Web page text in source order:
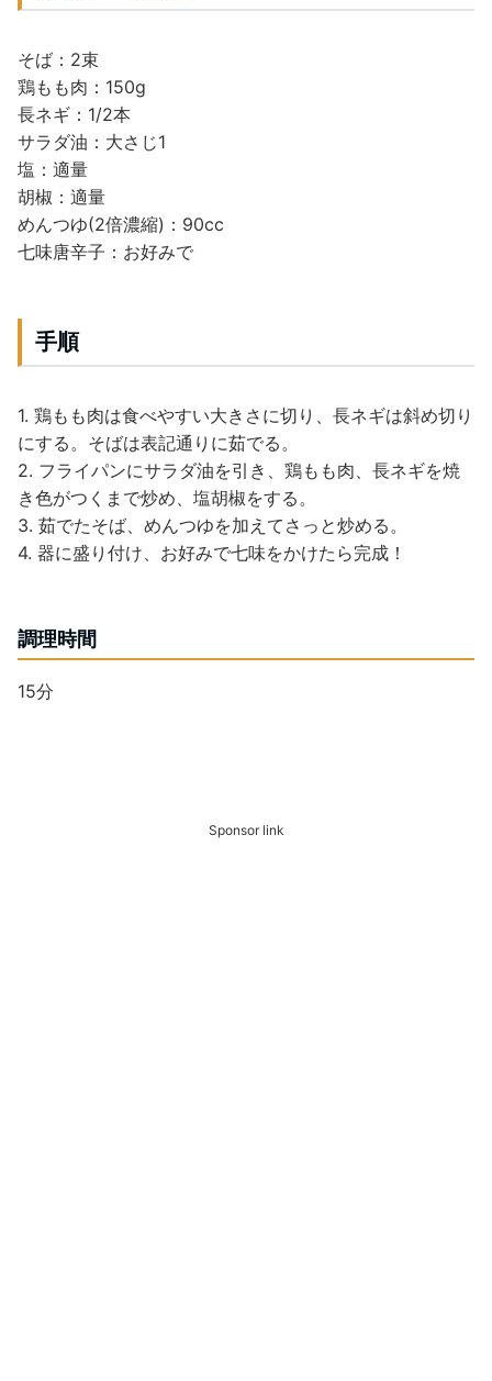
そば：2束
鶏もも肉：150g
長ネギ：1/2本
サラダ油：大さじ1
塩：適量
胡椒：適量
めんつゆ(2倍濃縮)：90cc
七味唐辛子：お好みで
手順
1. 鶏もも肉は食べやすい大きさに切り、長ネギは斜め切り
にする。そばは表記通りに茹でる。
2. フライパンにサラダ油を引き、鶏もも肉、長ネギを焼
き色がつくまで炒め、塩胡椒をする。
3. 茹でたそば、めんつゆを加えてさっと炒める。
4. 器に盛り付け、お好みで七味をかけたら完成！
調理時間
15分
Sponsor link